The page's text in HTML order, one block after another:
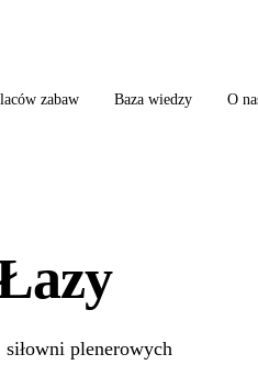
zabaw Baza wiedzy O
plenerowych